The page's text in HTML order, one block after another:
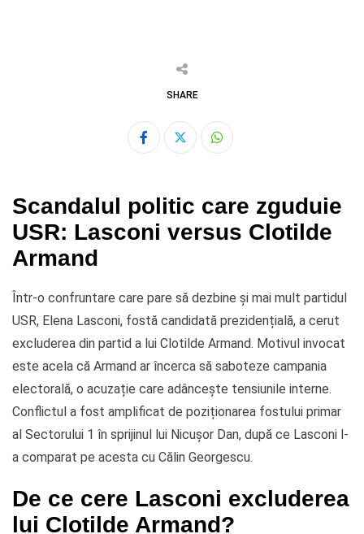
SHARE
Whatsapp
Scandalul politic care zguduie
USR: Lasconi versus Clotilde
Armand
Într-o confruntare care pare să dezbine și mai mult partidul
USR, Elena Lasconi, fostă candidată prezidențială, a cerut
excluderea din partid a lui Clotilde Armand. Motivul invocat
este acela că Armand ar încerca să saboteze campania
electorală, o acuzație care adâncește tensiunile interne.
Conflictul a fost amplificat de poziționarea fostului primar
al Sectorului 1 în sprijinul lui Nicușor Dan, după ce Lasconi l-
a comparat pe acesta cu Călin Georgescu.
De ce cere Lasconi excluderea
lui Clotilde Armand?